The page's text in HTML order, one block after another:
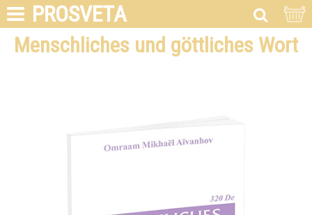
PROSVETA
Menschliches und göttliches Wort